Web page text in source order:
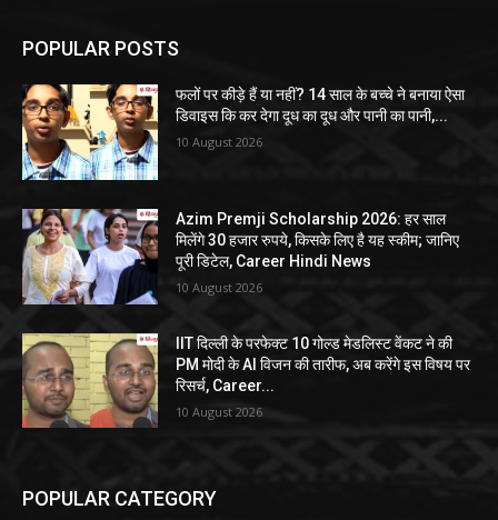
POPULAR POSTS
फलों पर कीड़े हैं या नहीं? 14 साल के बच्चे ने बनाया ऐसा
डिवाइस कि कर देगा दूध का दूध और पानी का पानी,...
10 August 2026
Azim Premji Scholarship 2026: हर साल
मिलेंगे 30 हजार रुपये, किसके लिए है यह स्कीम; जानिए
पूरी डिटेल, Career Hindi News
10 August 2026
IIT दिल्ली के परफेक्ट 10 गोल्ड मेडलिस्ट वेंकट ने की
PM मोदी के AI विजन की तारीफ, अब करेंगे इस विषय पर
रिसर्च, Career...
10 August 2026
POPULAR CATEGORY